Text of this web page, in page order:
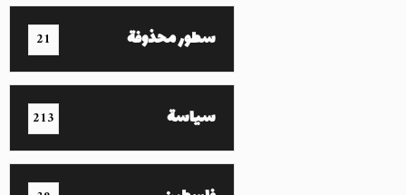
سطور محذوفة 21
سياسة 213